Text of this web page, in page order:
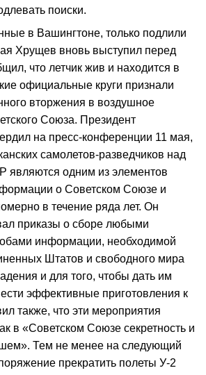
поиски.
в Вашингтоне, только подлили
Хрущев вновь выступил перед
что летчик жив и находится в
официальные круги признали
вторжения в воздушное
Союза. Президент
на пресс-конференции 11 мая,
самолетов-разведчиков над
являются одним из элементов
о Советском Союзе и
в течение ряда лет. Он
приказы о сборе любыми
информации, необходимой
Штатов и свободного мира
и для того, чтобы дать им
эффективные приготовления к
также, что эти мероприятия
в «Советском Союзе секретность и
Тем не менее на следующий
прекратить полеты У-2